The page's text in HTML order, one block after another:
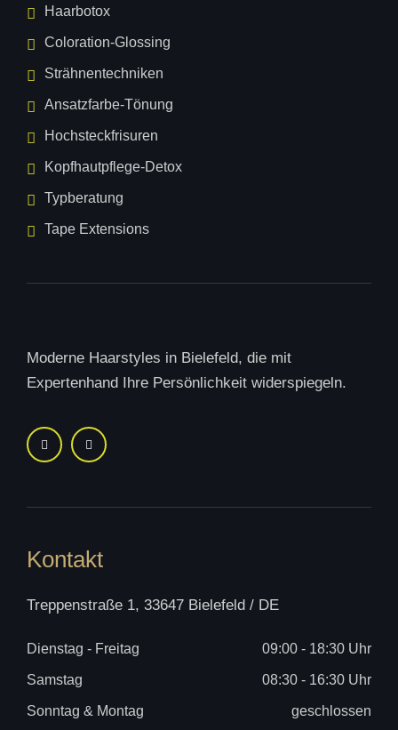
Haarbotox
Coloration-Glossing
Strähnentechniken
Ansatzfarbe-Tönung
Hochsteckfrisuren
Kopfhautpflege-Detox
Typberatung
Tape Extensions
Moderne Haarstyles in Bielefeld, die mit
Expertenhand Ihre Persönlichkeit widerspiegeln.
Kontakt
Treppenstraße 1, 33647 Bielefeld / DE
Dienstag - Freitag 09:00 - 18:30 Uhr
Samstag 08:30 - 16:30 Uhr
Sonntag & Montag geschlossen